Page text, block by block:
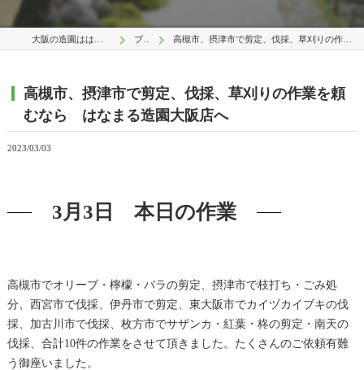
ブログ 高槻市、摂津市で剪定、伐採、草刈りの作業を頼むなら はなまる造園大阪店へ
高槻市、摂津市で剪定、伐採、草刈りの作業を頼
むなら はなまる造園大阪店へ
2023/03/03
3月3日 本日の作業
高槻市でオリーブ・檸檬・バラの剪定、摂津市で枝打ち・ごみ処
分、西宮市で伐採、伊丹市で剪定、東大阪市でカイヅカイブキの伐
採、加古川市で伐採、枚方市でサザンカ・紅葉・柊の剪定・南天の
伐採、合計10件の作業をさせて頂きました。たくさんのご依頼有難
う御座いました。